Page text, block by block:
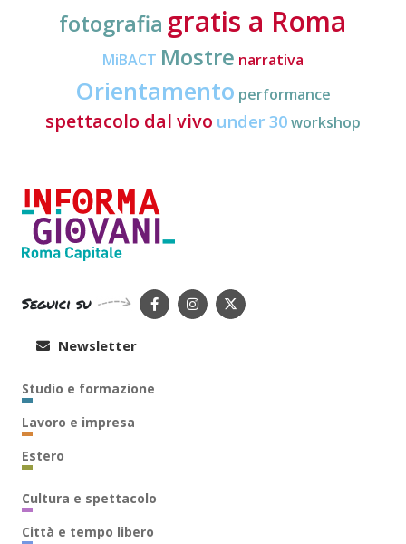
fotografia gratis a Roma
MiBACT Mostre narrativa
Orientamento performance
spettacolo dal vivo under 30workshop
Seguici su
Newsletter
Studio e formazione
Lavoro e impresa
Estero
Cultura e spettacolo
Città e tempo libero